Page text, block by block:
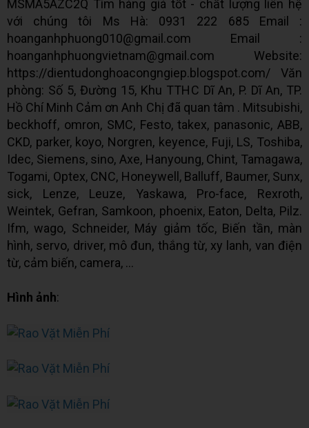
MSMA5AZC2Q Tìm hàng giá tốt - chất lượng liên hệ
với chúng tôi Ms Hà: 0931 222 685 Email :
hoanganhphuong010@gmail.com Email :
hoanganhphuongvietnam@gmail.com Website:
https://dientudonghoacongngiep.blogspot.com/ Văn
phòng: Số 5, Đường 15, Khu TTHC Dĩ An, P. Dĩ An, TP.
Hồ Chí Minh Cảm ơn Anh Chị đã quan tâm . Mitsubishi,
beckhoff, omron, SMC, Festo, takex, panasonic, ABB,
CKD, parker, koyo, Norgren, keyence, Fuji, LS, Toshiba,
Idec, Siemens, sino, Axe, Hanyoung, Chint, Tamagawa,
Togami, Optex, CNC, Honeywell, Balluff, Baumer, Sunx,
sick, Lenze, Leuze, Yaskawa, Pro-face, Rexroth,
Weintek, Gefran, Samkoon, phoenix, Eaton, Delta, Pilz.
Ifm, wago, Schneider, Máy giảm tốc, Biến tần, màn
hình, servo, driver, mô đun, thắng từ, xy lanh, van điện
từ, cảm biến, camera, ...
Hình ảnh: